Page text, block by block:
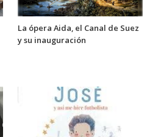
La ópera Aida, el Canal de Suez
y su inauguración